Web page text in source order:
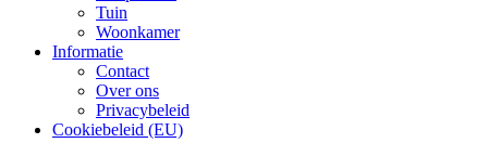
Tuin
Woonkamer
Informatie
Contact
Over ons
Privacybeleid
Cookiebeleid (EU)